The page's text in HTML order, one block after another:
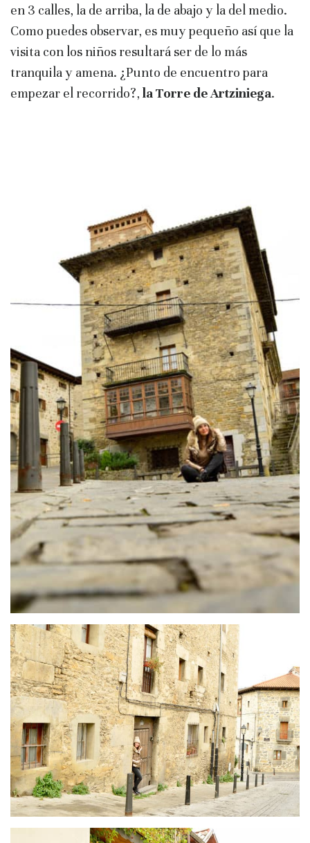
en 3 calles, la de arriba, la de abajo y la del medio.
Como puedes observar, es muy pequeño así que la
visita con los niños resultará ser de lo más
tranquila y amena. ¿Punto de encuentro para
empezar el recorrido?, la Torre de Artziniega.